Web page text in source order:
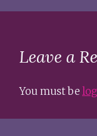
Leave a
You must be